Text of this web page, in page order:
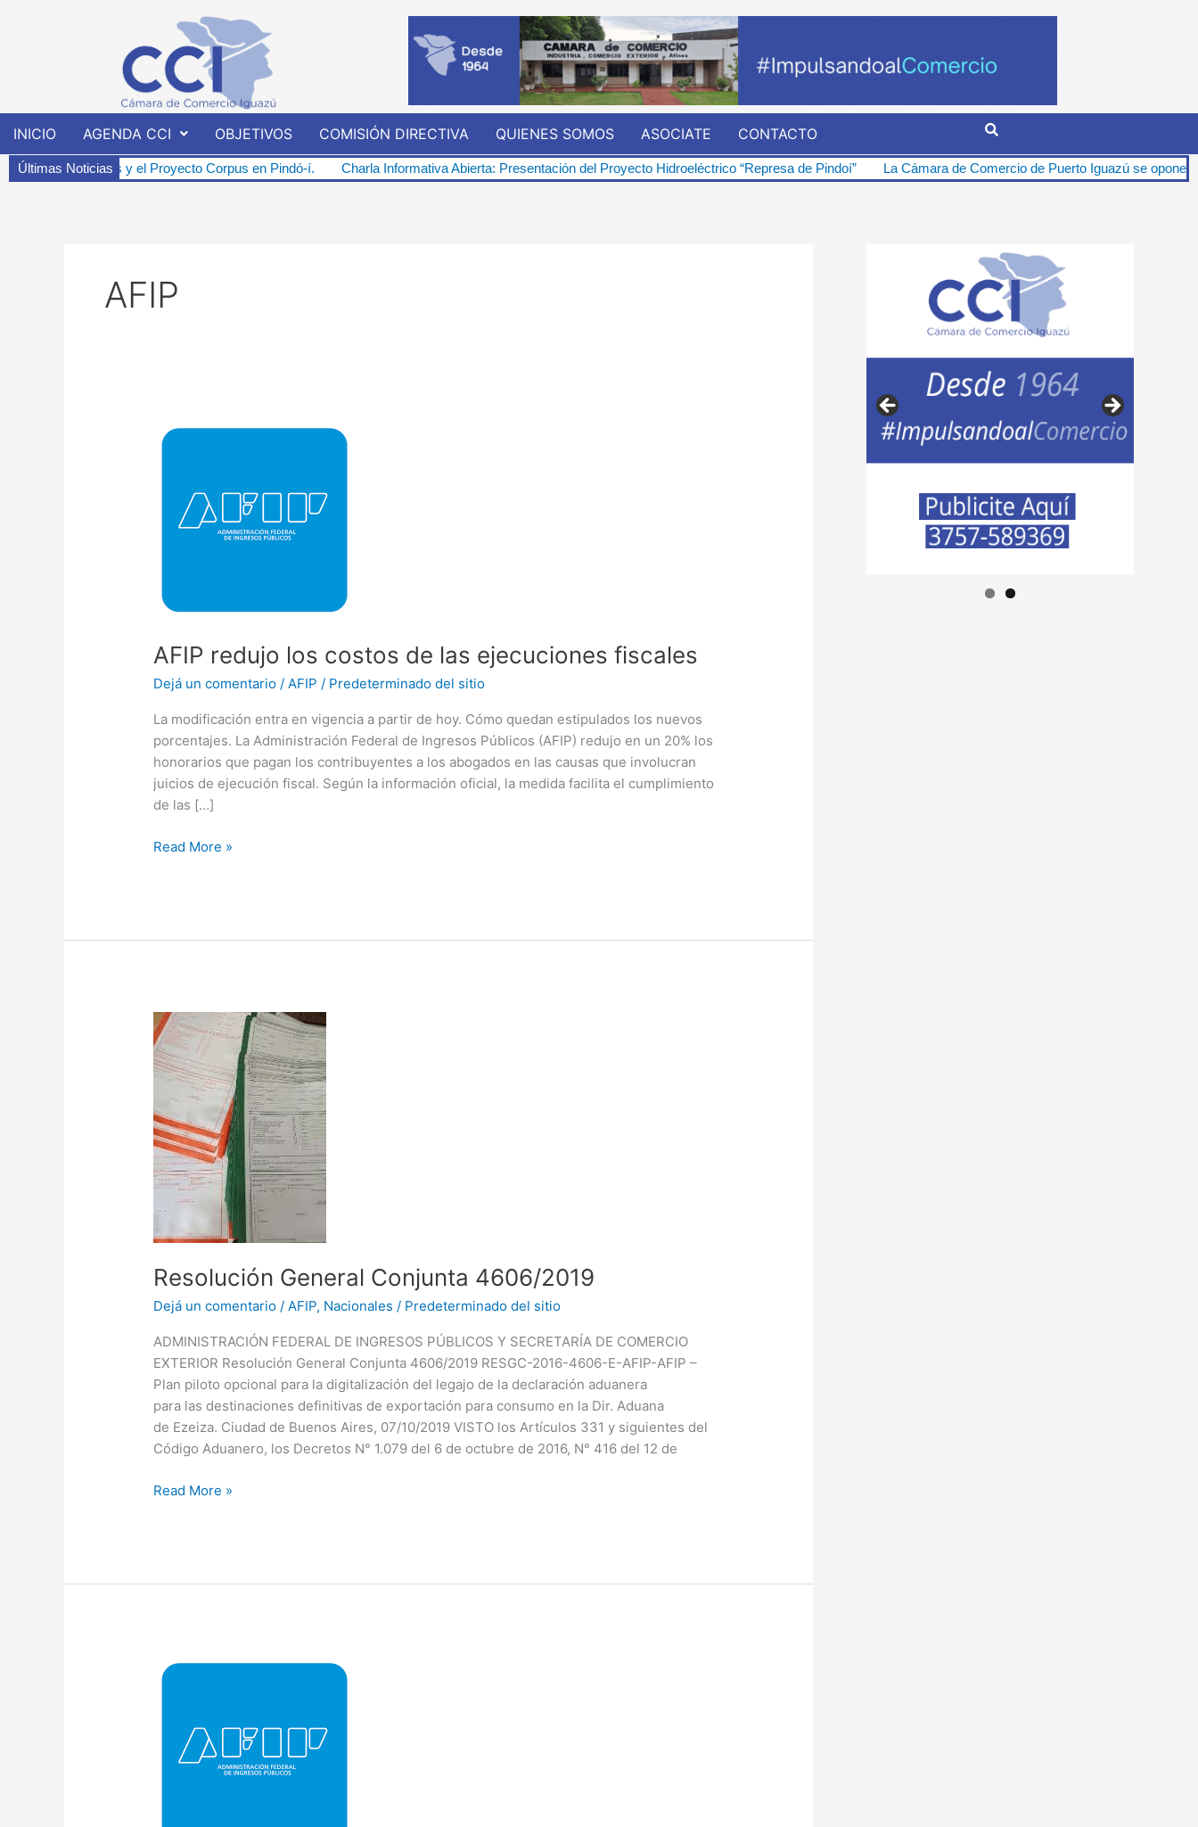
INICIO AGENDA CCI OBJETIVOS COMISIÓN DIRECTIVA QUIENES SOMOS ASOCIATE CONTACTO
Últimas Noticias
y el Proyecto Corpus en Pindó-í. Charla Informativa Abierta: Presentación del Proyecto Hidroeléctrico “Represa de Pindoí” La Cámara de Comercio de Puerto Iguazú se opone firmemente al
AFIP
AFIP redujo los costos de las ejecuciones fiscales
Dejá un comentario /AFIP / Predeterminado del sitio
La modificación entra en vigencia a partir de hoy. Cómo quedan estipulados los nuevos
porcentajes. La Administración Federal de Ingresos Públicos (AFIP) redujo en un 20% los
honorarios que pagan los contribuyentes a los abogados en las causas que involucran
juicios de ejecución fiscal. Según la información oficial, la medida facilita el cumplimiento
de las […]
AFIP
costos
Read More »
Resolución General Conjunta 4606/2019
Dejá un comentario /AFIP, Nacionales / Predeterminado del sitio
ADMINISTRACIÓN FEDERAL DE INGRESOS PÚBLICOS Y SECRETARÍA DE COMERCIO
EXTERIOR Resolución General Conjunta 4606/2019 RESGC-2016-4606-E-AFIP-AFIP –
Plan piloto opcional para la digitalización del legajo de la declaración aduanera
para las destinaciones definitivas de exportación para consumo en la Dir. Aduana
de Ezeiza. Ciudad de Buenos Aires, 07/10/2019 VISTO los Artículos 331 y siguientes del
Código Aduanero, los Decretos N° 1.079 del 6 de octubre de 2016, N° 416 del 12 de
Resolución
General
Conjunta
4606/2019
Read More »
AFIP
1.000